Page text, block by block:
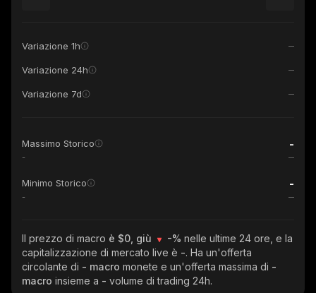
Variazione 1h
Variazione 24h
Variazione 7d
Massimo Storico -
-
Minimo Storico -
-
Il prezzo di macro è $0, giù -% nelle ultime 24 ore, e la
capitalizzazione di mercato live è -. Ha un'offerta
circolante di - macro monete e un'offerta massima di -
macro insieme a - volume di trading 24h.